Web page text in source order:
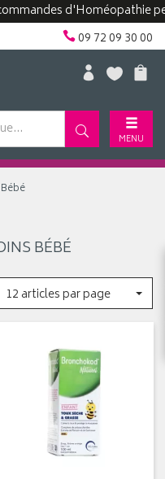
d'Homéopathie
09 72 09 30 00
MENU
BÉBÉ
12 articles par page